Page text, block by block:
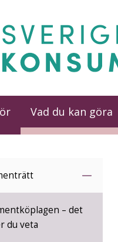
Vad du kan göra
– det
du veta